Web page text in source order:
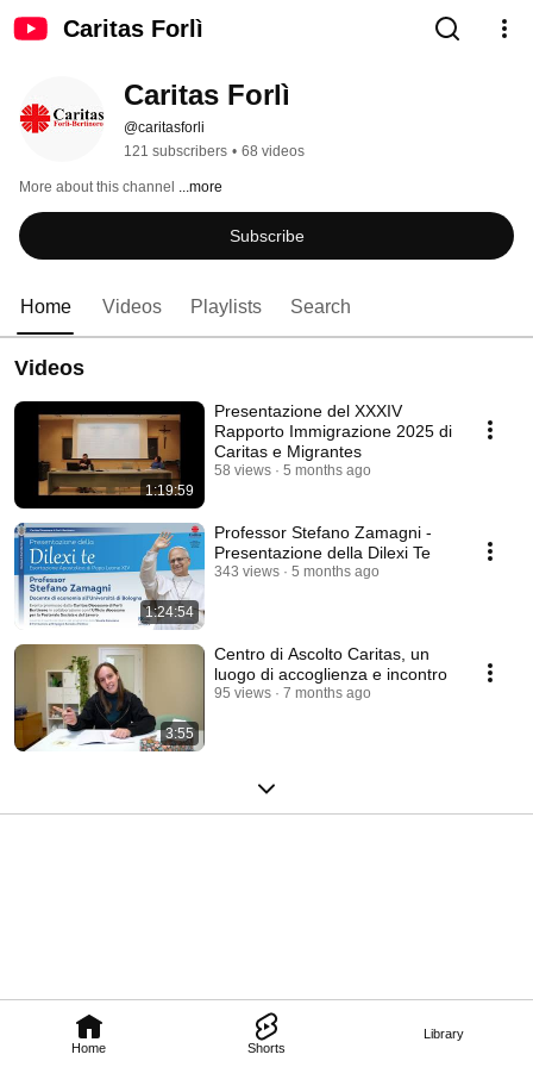
Caritas Forlì
Home Shorts
Library
Caritas Forlì
@caritasforli
121 subscribers • 68 videos
More about this channel ...more
Subscribe
Home Videos Playlists Search
Videos
1:19:59
Presentazione del XXXIV
Rapporto Immigrazione 2025 di
Caritas e Migrantes
58 views 5 months ago
1:24:54
Professor Stefano Zamagni -
Presentazione della Dilexi Te
343 views 5 months ago
3:55
Centro di Ascolto Caritas, un
luogo di accoglienza e incontro
95 views 7 months ago